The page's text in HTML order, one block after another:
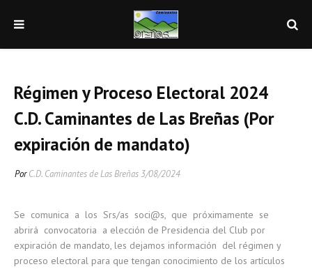
Régimen y Proceso Electoral 2024
C.D. Caminantes de Las Breñas (Por
expiración de mandato)
Por C.D. Caminantes de Las Breñas 3/08/2024
Se comunica a los Srs/as soci@s, que próximamente se
abrirá convocatoria a elección de Presidencia del Club por
expiración de mandato, les dejamos información del régimen y
proceso electoral para que tengan conocimiento de los artículos